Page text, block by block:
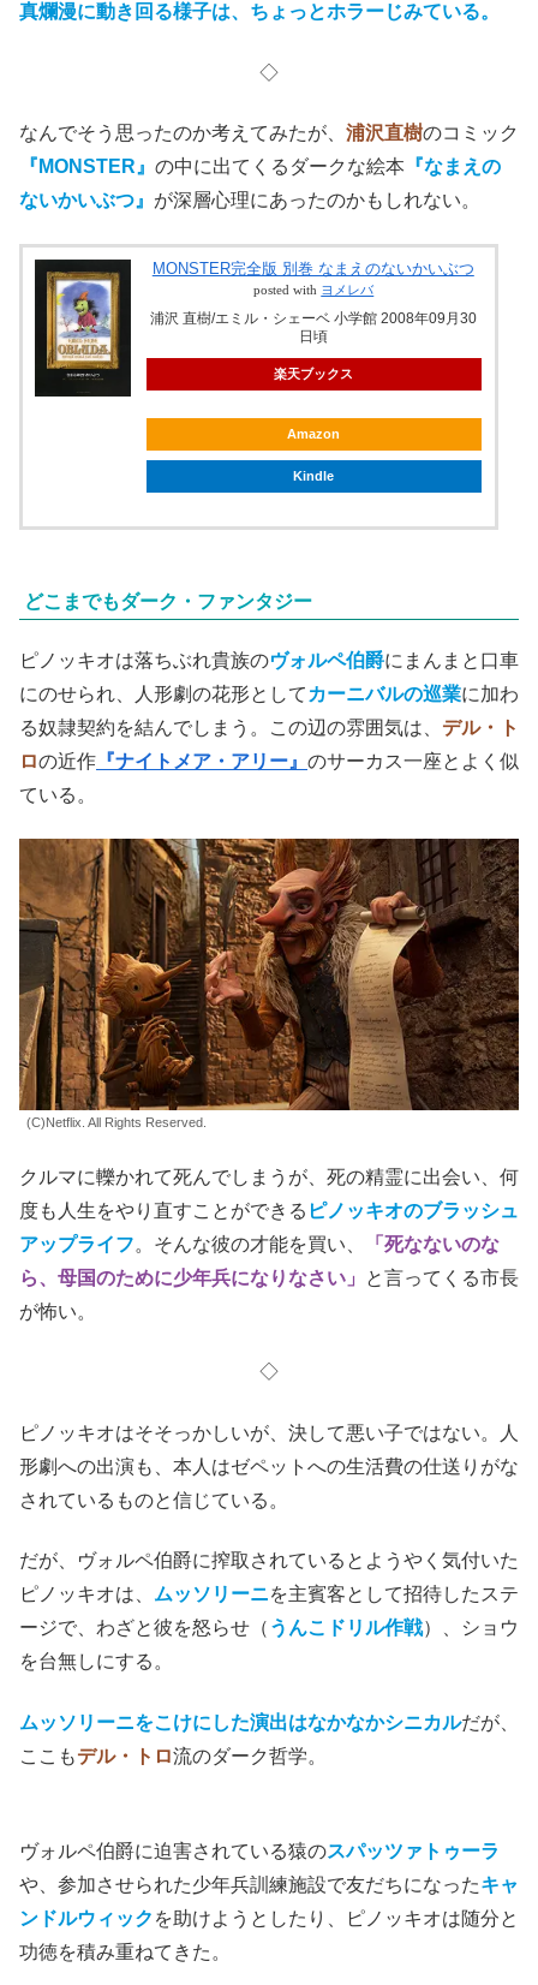
真爛漫に動き回る様子は、ちょっとホラーじみている。
◇
なんでそう思ったのか考えてみたが、 浦沢直樹のコミック
『MONSTER』 の中に出てくるダークな絵本 『なまえの
ないかいぶつ』 が深層心理にあったのかもしれない。
MONSTER完全版 別巻 なまえのないかいぶつ
posted with ヨメレバ
浦沢 直樹/エミル・シェーベ 小学館 2008年09月30
日頃
楽天ブックス
Amazon
Kindle
どこまでもダーク・ファンタジー
ピノッキオは落ちぶれ貴族のヴォルペ伯爵にまんまと口車
にのせられ、人形劇の花形として カーニバルの巡業に加わ
る奴隷契約を結んでしまう。この辺の雰囲気は、 デル・ト
ロの近作 『ナイトメア・アリー』 のサーカス一座とよく似
ている。
(C)Netflix. All Rights Reserved.
クルマに轢かれて死んでしまうが、死の精霊に出会い、何
度も人生をやり直すことができる ピノッキオのブラッシュ
アップライフ。そんな彼の才能を買い、
「死なないのな
ら、母国のために少年兵になりなさい」
と言ってくる市長
が怖い。
◇
ピノッキオはそそっかしいが、決して悪い子ではない。人
形劇への出演も、本人はゼペットへの生活費の仕送りがな
されているものと信じている。
だが、ヴォルペ伯爵に搾取されているとようやく気付いた
ピノッキオは、 ムッソリーニを主賓客として招待したステ
ージで、わざと彼を怒らせ（ うんこドリル作戦）、ショウ
を台無しにする。
ムッソリーニをこけにした演出はなかなかシニカルだが、
ここもデル・トロ流のダーク哲学。
ヴォルペ伯爵に迫害されている猿のスパッツァトゥーラ
や、参加させられた少年兵訓練施設で友だちになったキャ
ンドルウィック を助けようとしたり、ピノッキオは随分と
功徳を積み重ねてきた。